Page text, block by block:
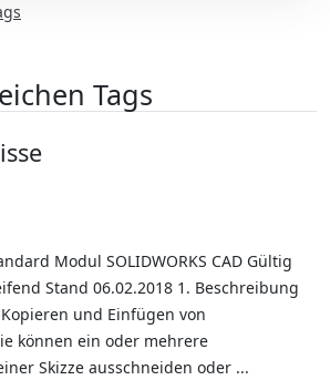
Tags
Modul SOLIDWORKS CAD Gültig
Stand 06.02.2018 1. Beschreibung
und Einfügen von
können ein oder mehrere
Skizze ausschneiden oder ...